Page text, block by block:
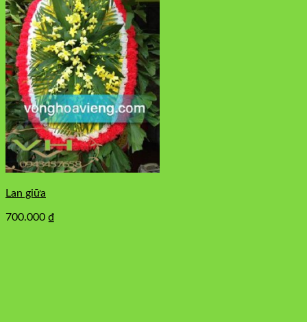
Lan giữa
700.000 ₫